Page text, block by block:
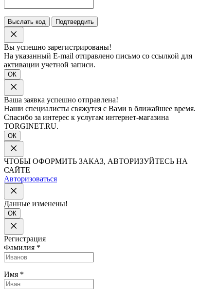
Выслать код Подтвердить
Вы успешно зарегистрированы!
На указанный E-mail отправлено письмо со ссылкой для
активации учетной записи.
ОК
Ваша заявка успешно отправлена!
Наши специалисты свяжутся с Вами в ближайшее время.
Спасибо за интерес к услугам интернет-магазина
TORGINET.RU.
ОК
ЧТОБЫ ОФОРМИТЬ ЗАКАЗ, АВТОРИЗУЙТЕСЬ НА
САЙТЕ
Авторизоваться
Данные изменены!
ОК
Регистрация
Фамилия *
Имя *